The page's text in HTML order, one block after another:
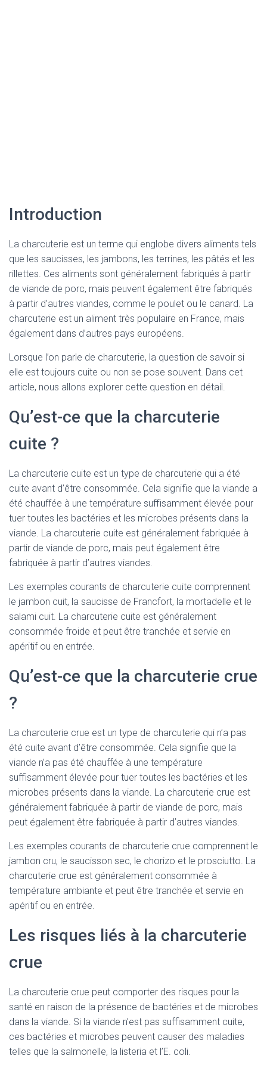
Introduction
La charcuterie est un terme qui englobe divers aliments tels
que les saucisses, les jambons, les terrines, les pâtés et les
rillettes. Ces aliments sont généralement fabriqués à partir
de viande de porc, mais peuvent également être fabriqués
à partir d’autres viandes, comme le poulet ou le canard. La
charcuterie est un aliment très populaire en France, mais
également dans d’autres pays européens.
Lorsque l’on parle de charcuterie, la question de savoir si
elle est toujours cuite ou non se pose souvent. Dans cet
article, nous allons explorer cette question en détail.
Qu’est-ce que la charcuterie
cuite ?
La charcuterie cuite est un type de charcuterie qui a été
cuite avant d’être consommée. Cela signifie que la viande a
été chauffée à une température suffisamment élevée pour
tuer toutes les bactéries et les microbes présents dans la
viande. La charcuterie cuite est généralement fabriquée à
partir de viande de porc, mais peut également être
fabriquée à partir d’autres viandes.
Les exemples courants de charcuterie cuite comprennent
le jambon cuit, la saucisse de Francfort, la mortadelle et le
salami cuit. La charcuterie cuite est généralement
consommée froide et peut être tranchée et servie en
apéritif ou en entrée.
Qu’est-ce que la charcuterie crue
?
La charcuterie crue est un type de charcuterie qui n’a pas
été cuite avant d’être consommée. Cela signifie que la
viande n’a pas été chauffée à une température
suffisamment élevée pour tuer toutes les bactéries et les
microbes présents dans la viande. La charcuterie crue est
généralement fabriquée à partir de viande de porc, mais
peut également être fabriquée à partir d’autres viandes.
Les exemples courants de charcuterie crue comprennent le
jambon cru, le saucisson sec, le chorizo et le prosciutto. La
charcuterie crue est généralement consommée à
température ambiante et peut être tranchée et servie en
apéritif ou en entrée.
Les risques liés à la charcuterie
crue
La charcuterie crue peut comporter des risques pour la
santé en raison de la présence de bactéries et de microbes
dans la viande. Si la viande n’est pas suffisamment cuite,
ces bactéries et microbes peuvent causer des maladies
telles que la salmonelle, la listeria et l’E. coli.